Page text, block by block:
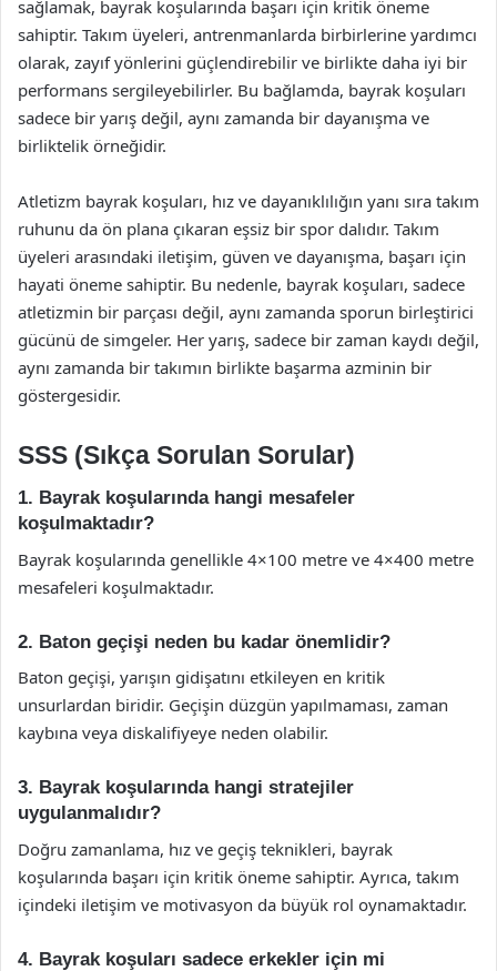
sağlamak, bayrak koşularında başarı için kritik öneme
sahiptir. Takım üyeleri, antrenmanlarda birbirlerine yardımcı
olarak, zayıf yönlerini güçlendirebilir ve birlikte daha iyi bir
performans sergileyebilirler. Bu bağlamda, bayrak koşuları
sadece bir yarış değil, aynı zamanda bir dayanışma ve
birliktelik örneğidir.
Atletizm bayrak koşuları, hız ve dayanıklılığın yanı sıra takım
ruhunu da ön plana çıkaran eşsiz bir spor dalıdır. Takım
üyeleri arasındaki iletişim, güven ve dayanışma, başarı için
hayati öneme sahiptir. Bu nedenle, bayrak koşuları, sadece
atletizmin bir parçası değil, aynı zamanda sporun birleştirici
gücünü de simgeler. Her yarış, sadece bir zaman kaydı değil,
aynı zamanda bir takımın birlikte başarma azminin bir
göstergesidir.
SSS (Sıkça Sorulan Sorular)
1. Bayrak koşularında hangi mesafeler
koşulmaktadır?
Bayrak koşularında genellikle 4×100 metre ve 4×400 metre
mesafeleri koşulmaktadır.
2. Baton geçişi neden bu kadar önemlidir?
Baton geçişi, yarışın gidişatını etkileyen en kritik
unsurlardan biridir. Geçişin düzgün yapılmaması, zaman
kaybına veya diskalifiyeye neden olabilir.
3. Bayrak koşularında hangi stratejiler
uygulanmalıdır?
Doğru zamanlama, hız ve geçiş teknikleri, bayrak
koşularında başarı için kritik öneme sahiptir. Ayrıca, takım
içindeki iletişim ve motivasyon da büyük rol oynamaktadır.
4. Bayrak koşuları sadece erkekler için mi